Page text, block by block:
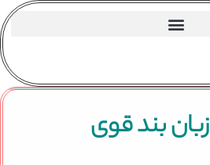
بند قوی